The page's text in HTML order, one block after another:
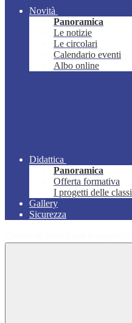
Novità
Panoramica
Le notizie
Le circolari
Calendario eventi
Albo online
Didattica
Panoramica
Offerta formativa
I progetti delle classi
Gallery
Sicurezza